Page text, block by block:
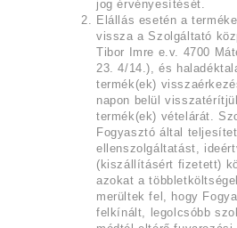
jog érvényesítését.
Elállás esetén a
vissza a Szolgáltató
Tibor Imre e.v. 4700
23. 4/14.), és
termék(ek)
napon belül
termék(ek) vételárát.
Fogyasztó által
ellenszolgáltatást,
(kiszállításért fizetett)
azokat a
merültek fel, hogy
felkínált, legolcsóbb